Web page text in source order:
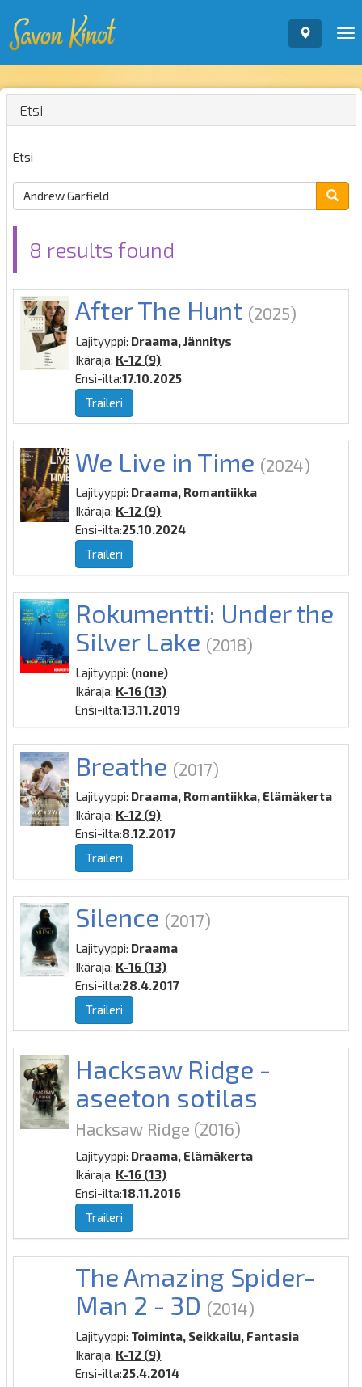
Etsi
Etsi
8 results found
After The Hunt (2025)
Lajityyppi: Draama, Jännitys
Ikäraja: K-12 (9)
Ensi-ilta:17.10.2025
Traileri
We Live in Time (2024)
Lajityyppi: Draama, Romantiikka
Ikäraja: K-12 (9)
Ensi-ilta:25.10.2024
Traileri
Rokumentti: Under the
Silver Lake (2018)
Lajityyppi: (none)
Ikäraja: K-16 (13)
Ensi-ilta:13.11.2019
Breathe (2017)
Lajityyppi: Draama, Romantiikka, Elämäkerta
Ikäraja: K-12 (9)
Ensi-ilta:8.12.2017
Traileri
Silence (2017)
Lajityyppi: Draama
Ikäraja: K-16 (13)
Ensi-ilta:28.4.2017
Traileri
Hacksaw Ridge -
aseeton sotilas
Hacksaw Ridge (2016)
Lajityyppi: Draama, Elämäkerta
Ikäraja: K-16 (13)
Ensi-ilta:18.11.2016
Traileri
The Amazing Spider-
Man 2 - 3D (2014)
Lajityyppi: Toiminta, Seikkailu, Fantasia
Ikäraja: K-12 (9)
Ensi-ilta:25.4.2014